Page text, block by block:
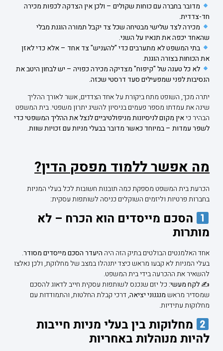
מדובר בחברה עם כוחות שקולים – ולכן אין הצדקה לכפות מכירה
חד-צדדית.
מכירה לצד שלישי מבטיחה שכל צד יקבל תמורה הוגנת מבלי
שהאחד יכפה את תנאיו על השני.
בתי המשפט לא מתערבים כדי "להעניש" צד אחד – אלא כדי לאזן
את הכוחות בצורה הוגנת.
לא כל טענה של "קיפוח" מצדיקה מכירה כפויה – יש לבחון היטב את
הנסיבות לפני שמפעילים סעד דרסטי שכזה.
יתרה מכך, השופט מתח ביקורת על אחד הצדדים, אשר לאורך ההליך
שינה את עמדתו מספר פעמים בניסיון להשיג יתרון משפטי. בית המשפט
הבהיר כיאין מקום לניסיונות מניפולטיביים לנצל את ההליך המשפטי כדי
לשפר עמדות – במיוחד כאשר מדובר בבעלי מניות עם זכויות שוות.
מה אפשר ללמוד מפסק הדין?
הכרעת בית המשפט מספקת כמה תובנות חשובות לכל בעלי המניות
בחברות פרטיות וליזמים השוקלים כניסה לשותפות עסקית:
הסכם מייסדים הוא הכרח – לא
מותרות
אחד האלמנטים הבולטים בתיק הזה היה היעדר הסכם מייסדים מסודר.
בעלי המניות לא קבעו מראש כיצד יתנהלו במצב של מחלוקת, ולכן נאלצו
להשאיר את ההכרעה בידי בית המשפט.
✍לקח מעשי:כל יזם שנכנס לשותפות עסקית חייב לדאוג להסכם
שמסדיר מראש מנגנוני יציאה, דרכי קבלת החלטות, והתמודדות עם
מחלוקות עתידיות.
מחלוקות בין בעלי מניות חייבות
להיות מנוהלות באחריות